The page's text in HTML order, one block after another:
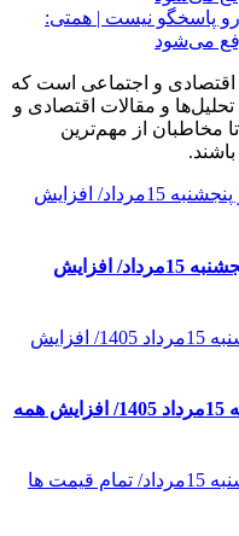
پاسخگو نیست | همتی:
می‌شود
اقتصادی و اجتماعی است که
تحلیل‌ها و مقالات اقتصادی و
مخاطبان از مهم‌ترین
قیمت طلا، دلار و سکه امروز پنجشنبه 15مرداد/ افزایش
قیمت طلا و سکه امروز پنجشنبه 15مرداد 1405/ افزایش همه